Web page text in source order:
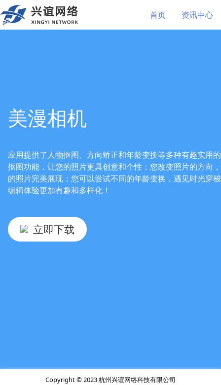
首页 资讯中心
美漫相机
应用提供了人物抠图、方向矫正和年龄变换等多种有趣实用
抠图功能，让您的照片更具创意和个性；您改变照片的方向
的照片完美展现；您可以尝试不同的年龄变换，遇见时光穿
编辑体验更加有趣和多样化！
立即下载
Copyright © 2023 杭州兴谊网络科技有限公司